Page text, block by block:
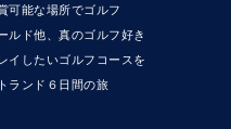
可能な場所でゴルフ
ルド他、真のゴルフ好き
イしたいゴルフコースを
ランド６日間の旅